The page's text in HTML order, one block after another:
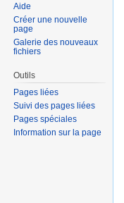
Aide
Créer une nouvelle
page
Galerie des nouveaux
fichiers
Outils
Pages liées
Suivi des pages liées
Pages spéciales
Information sur la page